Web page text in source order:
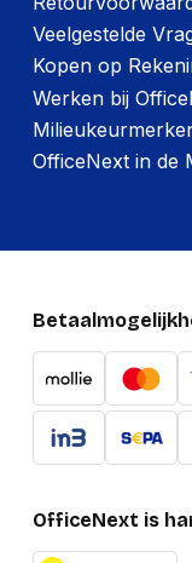
Veelgestelde
Kopen op
Werken bij
OfficeNext in de
OfficeNext is